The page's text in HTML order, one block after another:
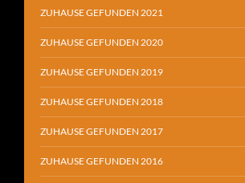
ZUHAUSE GEFUNDEN 2021
ZUHAUSE GEFUNDEN 2020
ZUHAUSE GEFUNDEN 2019
ZUHAUSE GEFUNDEN 2018
ZUHAUSE GEFUNDEN 2017
ZUHAUSE GEFUNDEN 2016